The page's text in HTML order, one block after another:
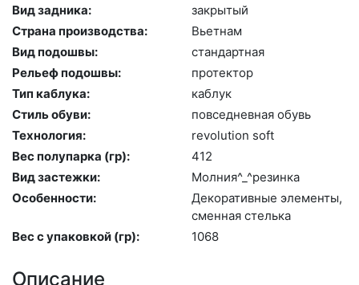
Вид задника:
зак­ры­тый
Страна производства:
Вь­ет­нам
Вид подошвы:
стан­дарт­ная
Рельеф подошвы:
про­тек­тор
Тип каблука:
каб­лук
Стиль обуви:
пов­седнев­ная обувь
Технология:
re­volu­ti­on soft
Вес полупарка (гр):
412
Вид застежки:
Мол­ния^_^ре­зин­ка
Особенности:
Де­кора­тив­ные эле­мен­ты,
смен­ная стель­ка
Вес с упаковкой (гр):
1068
Описание